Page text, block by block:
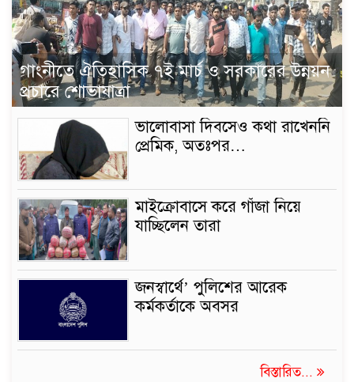
গাংনীতে ঐতিহাসিক ৭ই মার্চ ও সরকারের উন্নয়ন
প্রচারে শোভাযাত্রা
ভালোবাসা দিবসেও কথা রাখেননি
প্রেমিক, অতঃপর…
মাইক্রোবাসে করে গাঁজা নিয়ে
যাচ্ছিলেন তারা
জনস্বার্থে’ পুলিশের আরেক
কর্মকর্তাকে অবসর
বিস্তারিত...